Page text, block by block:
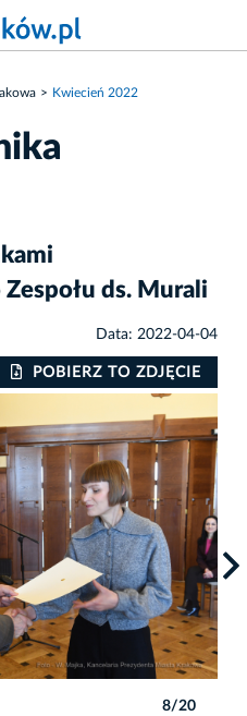
Kwiecień 2022
ds. Murali
Data: 2022-04-04
POBIERZ TO ZDJĘCIE
8/20